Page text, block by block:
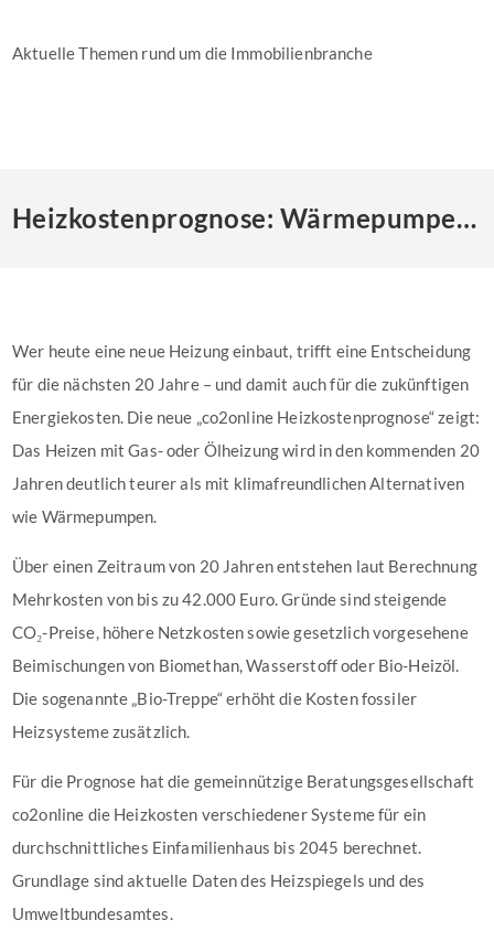
Aktuelle Themen rund um die Immobilienbranche
Heizkostenprognose: Wärmepumpe schlägt fossile Systeme im 20-Jahres-Vergleich
Wer heute eine neue Heizung einbaut, trifft eine Entscheidung
für die nächsten 20 Jahre – und damit auch für die zukünftigen
Energiekosten. Die neue „co2online Heizkostenprognose“ zeigt:
Das Heizen mit Gas- oder Ölheizung wird in den kommenden 20
Jahren deutlich teurer als mit klimafreundlichen Alternativen
wie Wärmepumpen.
Über einen Zeitraum von 20 Jahren entstehen laut Berechnung
Mehrkosten von bis zu 42.000 Euro. Gründe sind steigende
CO₂-Preise, höhere Netzkosten sowie gesetzlich vorgesehene
Beimischungen von Biomethan, Wasserstoff oder Bio-Heizöl.
Die sogenannte „Bio-Treppe“ erhöht die Kosten fossiler
Heizsysteme zusätzlich.
Für die Prognose hat die gemeinnützige Beratungsgesellschaft
co2online die Heizkosten verschiedener Systeme für ein
durchschnittliches Einfamilienhaus bis 2045 berechnet.
Grundlage sind aktuelle Daten des Heizspiegels und des
Umweltbundesamtes.